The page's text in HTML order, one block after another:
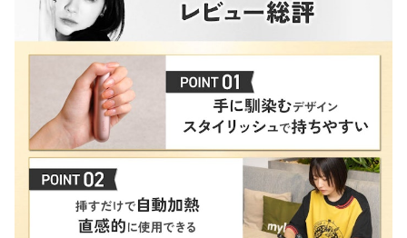
たえに
Ploom AURAのおすすめの購入方法を紹介！
Ploom AURA をはじめて使う人に！特別割引プログラム実施中